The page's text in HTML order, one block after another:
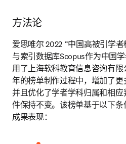
方法论
爱思唯尔 2022 “中国高被引学
与索引数据库Scopus作为中国
用了上海软科教育信息咨询有
年的榜单制作过程中，增加了更
并且优化了学者学科归属和相
件保持不变。该榜单基于以下
成果表现：